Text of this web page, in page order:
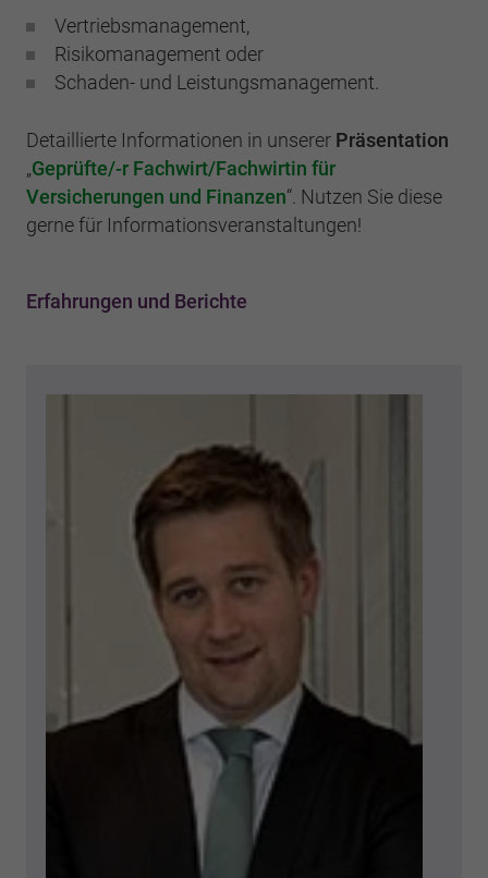
Vertriebsmanagement,
Risikomanagement oder
Schaden- und Leistungsmanagement.
Detaillierte Informationen in unserer Präsentation
„Geprüfte/-r Fachwirt/Fachwirtin für
Versicherungen und Finanzen“. Nutzen Sie diese
gerne für Informationsveranstaltungen!
Erfahrungen und Berichte